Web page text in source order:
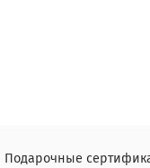
Подарочные